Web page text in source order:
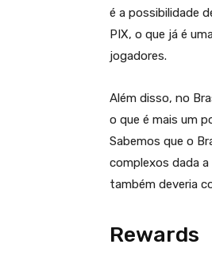
é a possibilidade
PIX, o que já é
jogadores.
Além disso, no
o que é mais um
Sabemos que o
complexos dada
também deveria
Rewards